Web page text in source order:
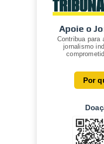
Apoie o
Contribua para
jornalismo
Por